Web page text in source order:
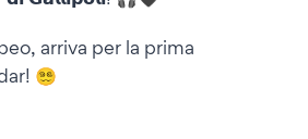
arriva per la prima
😵‍💫